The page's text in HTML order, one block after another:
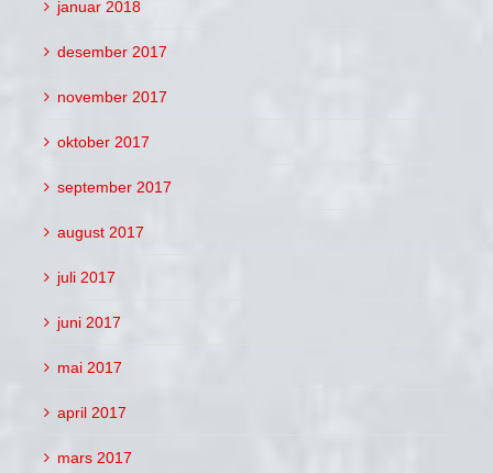
januar 2018
desember 2017
november 2017
oktober 2017
september 2017
august 2017
juli 2017
juni 2017
mai 2017
april 2017
mars 2017